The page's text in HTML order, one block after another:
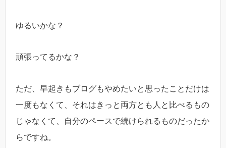
ゆるいかな？
頑張ってるかな？
ただ、早起きもブログもやめたいと思ったことだけは
一度もなくて、それはきっと両方とも人と比べるもの
じゃなくて、自分のペースで続けられるものだったか
らですね。